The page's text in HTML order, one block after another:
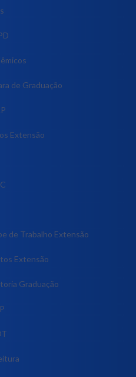
de Graduação
Extensão
de Trabalho Extensão
Extensão
Graduação